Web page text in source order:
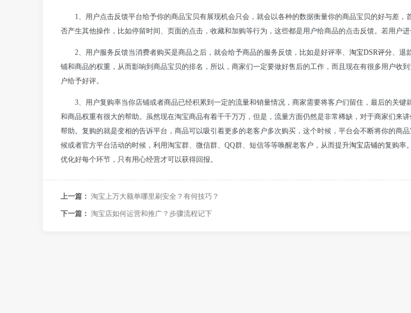
1、用户点击反馈平台给予你的商品宝贝有展现机会只会，就会以各种的数据衡量你的商品宝贝的好与差
否产生其他操作，比如停留时间、页面的点击，收藏和加购等行为，这些都是用户给商品的点击反馈。若用户
2、用户服务反馈当消费者购买是商品之后，就会给予商品的服务反馈，比如是好评率、 淘宝DSR评分、退
铺和商品的权重，从而影响到商品宝贝的排名，所以，商家们一定要做好售后的工作，而且现在有很多用户收
户给予好评。
3、用户复购率当你店铺或者商品已经积累到一定的流量和销量情况，商家需要将客户们留住，最后的关
和商品权重有很大的帮助。虽然现在淘宝商品有着千千万万，但是，流量方面仍然是非常稀缺，对于商家们来
帮助。复购的就是变相的告诉平台，商品可以吸引着更多的老客户多次购买，这个时候，平台会不断将你的商
候或者官方平台活动的时候，利用淘宝群、微信群、QQ群、短信等等唤醒老客户，从而提升淘宝店铺的复购率
优化好每个环节，只有用心经营才可以获得回报。
上一篇： 淘宝上万大额单哪里刷安全？有何技巧？
下一篇： 淘宝店如何运营和推广？步骤流程记下